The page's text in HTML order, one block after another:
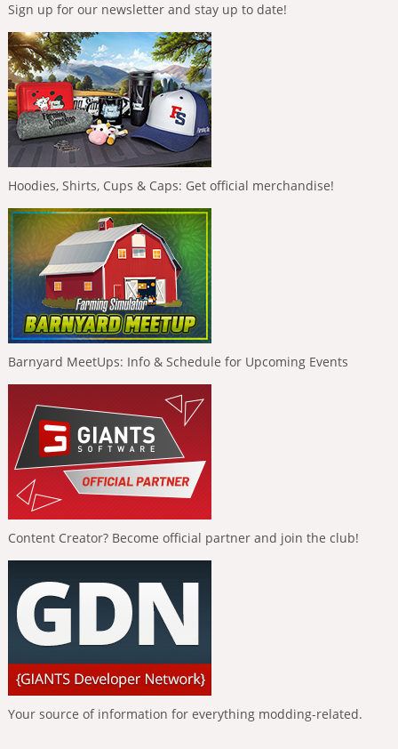
Sign up for our newsletter and stay up to date!
Hoodies, Shirts, Cups & Caps: Get official merchandise!
Barnyard MeetUps: Info & Schedule for Upcoming Events
Content Creator? Become official partner and join the club!
Your source of information for everything modding-related.